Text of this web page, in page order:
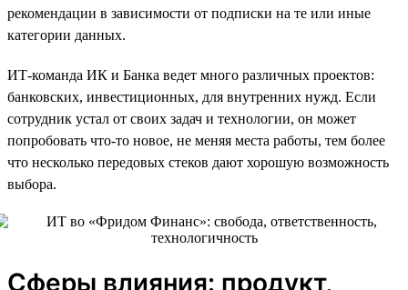
рекомендации в зависимости от подписки на те или иные
категории данных.
ИТ-команда ИК и Банка ведет много различных проектов:
банковских, инвестиционных, для внутренних нужд. Если
сотрудник устал от своих задач и технологии, он может
попробовать что-то новое, не меняя места работы, тем более
что несколько передовых стеков дают хорошую возможность
выбора.
Сферы влияния: продукт,